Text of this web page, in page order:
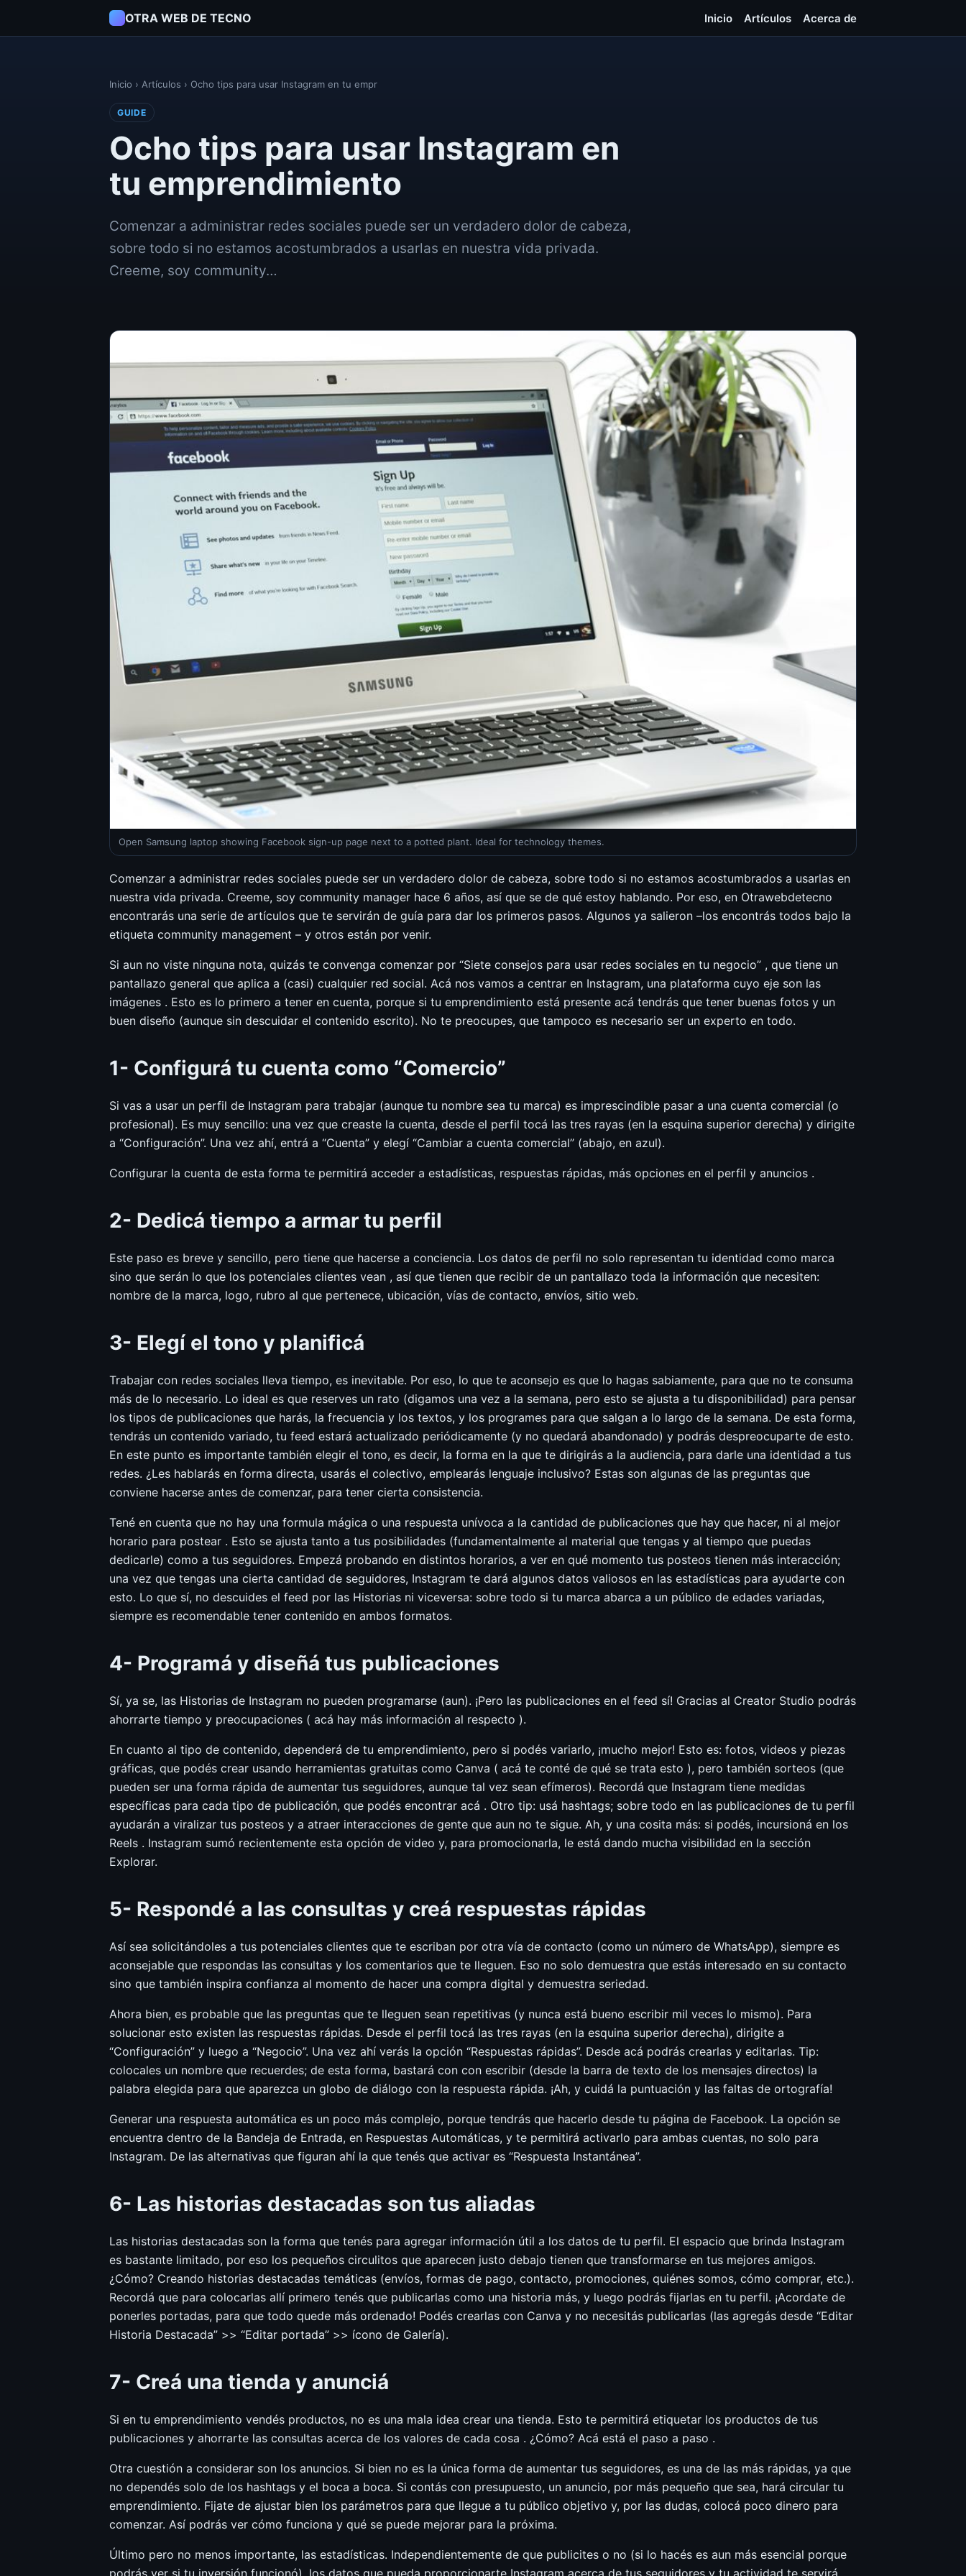
OTRA WEB DE TECNO Inicio Artículos Acerca de
Inicio › Artículos › Ocho tips para usar Instagram en tu empr
GUIDE
Ocho tips para usar Instagram en
tu emprendimiento
Comenzar a administrar redes sociales puede ser un verdadero dolor de cabeza,
sobre todo si no estamos acostumbrados a usarlas en nuestra vida privada.
Creeme, soy community…
Open Samsung laptop showing Facebook sign-up page next to a potted plant. Ideal for technology themes.
Comenzar a administrar redes sociales puede ser un verdadero dolor de cabeza, sobre todo si no estamos acostumbrados a usarlas en
nuestra vida privada. Creeme, soy community manager hace 6 años, así que se de qué estoy hablando. Por eso, en Otrawebdetecno
encontrarás una serie de artículos que te servirán de guía para dar los primeros pasos. Algunos ya salieron –los encontrás todos bajo la
etiqueta community management – y otros están por venir.
Si aun no viste ninguna nota, quizás te convenga comenzar por “Siete consejos para usar redes sociales en tu negocio” , que tiene un
pantallazo general que aplica a (casi) cualquier red social. Acá nos vamos a centrar en Instagram, una plataforma cuyo eje son las
imágenes . Esto es lo primero a tener en cuenta, porque si tu emprendimiento está presente acá tendrás que tener buenas fotos y un
buen diseño (aunque sin descuidar el contenido escrito). No te preocupes, que tampoco es necesario ser un experto en todo.
1- Configurá tu cuenta como “Comercio”
Si vas a usar un perfil de Instagram para trabajar (aunque tu nombre sea tu marca) es imprescindible pasar a una cuenta comercial (o
profesional). Es muy sencillo: una vez que creaste la cuenta, desde el perfil tocá las tres rayas (en la esquina superior derecha) y dirigite
a “Configuración”. Una vez ahí, entrá a “Cuenta” y elegí “Cambiar a cuenta comercial” (abajo, en azul).
Configurar la cuenta de esta forma te permitirá acceder a estadísticas, respuestas rápidas, más opciones en el perfil y anuncios .
2- Dedicá tiempo a armar tu perfil
Este paso es breve y sencillo, pero tiene que hacerse a conciencia. Los datos de perfil no solo representan tu identidad como marca
sino que serán lo que los potenciales clientes vean , así que tienen que recibir de un pantallazo toda la información que necesiten:
nombre de la marca, logo, rubro al que pertenece, ubicación, vías de contacto, envíos, sitio web.
3- Elegí el tono y planificá
Trabajar con redes sociales lleva tiempo, es inevitable. Por eso, lo que te aconsejo es que lo hagas sabiamente, para que no te consuma
más de lo necesario. Lo ideal es que reserves un rato (digamos una vez a la semana, pero esto se ajusta a tu disponibilidad) para pensar
los tipos de publicaciones que harás, la frecuencia y los textos, y los programes para que salgan a lo largo de la semana. De esta forma,
tendrás un contenido variado, tu feed estará actualizado periódicamente (y no quedará abandonado) y podrás despreocuparte de esto.
En este punto es importante también elegir el tono, es decir, la forma en la que te dirigirás a la audiencia, para darle una identidad a tus
redes. ¿Les hablarás en forma directa, usarás el colectivo, emplearás lenguaje inclusivo? Estas son algunas de las preguntas que
conviene hacerse antes de comenzar, para tener cierta consistencia.
Tené en cuenta que no hay una formula mágica o una respuesta unívoca a la cantidad de publicaciones que hay que hacer, ni al mejor
horario para postear . Esto se ajusta tanto a tus posibilidades (fundamentalmente al material que tengas y al tiempo que puedas
dedicarle) como a tus seguidores. Empezá probando en distintos horarios, a ver en qué momento tus posteos tienen más interacción;
una vez que tengas una cierta cantidad de seguidores, Instagram te dará algunos datos valiosos en las estadísticas para ayudarte con
esto. Lo que sí, no descuides el feed por las Historias ni viceversa: sobre todo si tu marca abarca a un público de edades variadas,
siempre es recomendable tener contenido en ambos formatos.
4- Programá y diseñá tus publicaciones
Sí, ya se, las Historias de Instagram no pueden programarse (aun). ¡Pero las publicaciones en el feed sí! Gracias al Creator Studio podrás
ahorrarte tiempo y preocupaciones ( acá hay más información al respecto ).
En cuanto al tipo de contenido, dependerá de tu emprendimiento, pero si podés variarlo, ¡mucho mejor! Esto es: fotos, videos y piezas
gráficas, que podés crear usando herramientas gratuitas como Canva ( acá te conté de qué se trata esto ), pero también sorteos (que
pueden ser una forma rápida de aumentar tus seguidores, aunque tal vez sean efímeros). Recordá que Instagram tiene medidas
específicas para cada tipo de publicación, que podés encontrar acá . Otro tip: usá hashtags; sobre todo en las publicaciones de tu perfil
ayudarán a viralizar tus posteos y a atraer interacciones de gente que aun no te sigue. Ah, y una cosita más: si podés, incursioná en los
Reels . Instagram sumó recientemente esta opción de video y, para promocionarla, le está dando mucha visibilidad en la sección
Explorar.
5- Respondé a las consultas y creá respuestas rápidas
Así sea solicitándoles a tus potenciales clientes que te escriban por otra vía de contacto (como un número de WhatsApp), siempre es
aconsejable que respondas las consultas y los comentarios que te lleguen. Eso no solo demuestra que estás interesado en su contacto
sino que también inspira confianza al momento de hacer una compra digital y demuestra seriedad.
Ahora bien, es probable que las preguntas que te lleguen sean repetitivas (y nunca está bueno escribir mil veces lo mismo). Para
solucionar esto existen las respuestas rápidas. Desde el perfil tocá las tres rayas (en la esquina superior derecha), dirigite a
“Configuración” y luego a “Negocio”. Una vez ahí verás la opción “Respuestas rápidas”. Desde acá podrás crearlas y editarlas. Tip:
colocales un nombre que recuerdes; de esta forma, bastará con con escribir (desde la barra de texto de los mensajes directos) la
palabra elegida para que aparezca un globo de diálogo con la respuesta rápida. ¡Ah, y cuidá la puntuación y las faltas de ortografía!
Generar una respuesta automática es un poco más complejo, porque tendrás que hacerlo desde tu página de Facebook. La opción se
encuentra dentro de la Bandeja de Entrada, en Respuestas Automáticas, y te permitirá activarlo para ambas cuentas, no solo para
Instagram. De las alternativas que figuran ahí la que tenés que activar es “Respuesta Instantánea”.
6- Las historias destacadas son tus aliadas
Las historias destacadas son la forma que tenés para agregar información útil a los datos de tu perfil. El espacio que brinda Instagram
es bastante limitado, por eso los pequeños circulitos que aparecen justo debajo tienen que transformarse en tus mejores amigos.
¿Cómo? Creando historias destacadas temáticas (envíos, formas de pago, contacto, promociones, quiénes somos, cómo comprar, etc.).
Recordá que para colocarlas allí primero tenés que publicarlas como una historia más, y luego podrás fijarlas en tu perfil. ¡Acordate de
ponerles portadas, para que todo quede más ordenado! Podés crearlas con Canva y no necesitás publicarlas (las agregás desde “Editar
Historia Destacada” >> “Editar portada” >> ícono de Galería).
7- Creá una tienda y anunciá
Si en tu emprendimiento vendés productos, no es una mala idea crear una tienda. Esto te permitirá etiquetar los productos de tus
publicaciones y ahorrarte las consultas acerca de los valores de cada cosa . ¿Cómo? Acá está el paso a paso .
Otra cuestión a considerar son los anuncios. Si bien no es la única forma de aumentar tus seguidores, es una de las más rápidas, ya que
no dependés solo de los hashtags y el boca a boca. Si contás con presupuesto, un anuncio, por más pequeño que sea, hará circular tu
emprendimiento. Fijate de ajustar bien los parámetros para que llegue a tu público objetivo y, por las dudas, colocá poco dinero para
comenzar. Así podrás ver cómo funciona y qué se puede mejorar para la próxima.
Último pero no menos importante, las estadísticas. Independientemente de que publicites o no (si lo hacés es aun más esencial porque